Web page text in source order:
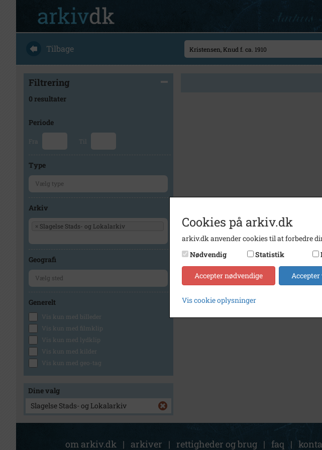
Tilbage
Filtrering
0 resultater
Periode
Fra Til
Type
Arkiv
× Slagelse Stads- og Lokalarkiv
Geografi
Generelt
Vis kun med billeder
Vis kun med filmklip
Vis kun med lydklip
Vis kun med kilder
Vis kun med geo-tag
Dine valg
Slagelse Stads- og Lokalarkiv
om arkiv.dk | arkiver | rettigheder og brug | faq |
Cookies på arkiv.dk
arkiv.dk anvender cookies til at forbedre
Nødvendig
Statistik
Accepter nødvendige
Vis cookie oplysninger